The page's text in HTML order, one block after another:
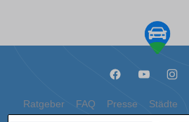
Ratgeber FAQ Presse Städte